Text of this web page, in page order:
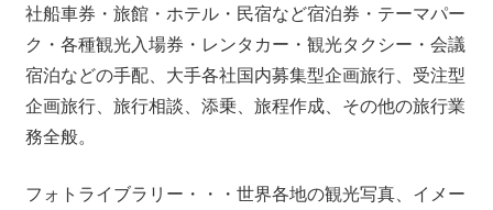
社船車券・旅館・ホテル・民宿など宿泊券・テーマパー
ク・各種観光入場券・レンタカー・観光タクシー・会議
宿泊などの手配、大手各社国内募集型企画旅行、受注型
企画旅行、旅行相談、添乗、旅程作成、その他の旅行業
務全般。
フォトライブラリー・・・世界各地の観光写真、イメー